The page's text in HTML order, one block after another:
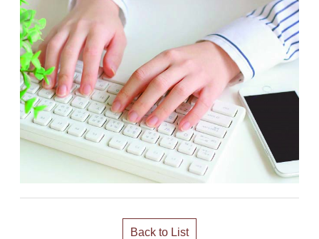
Back to List